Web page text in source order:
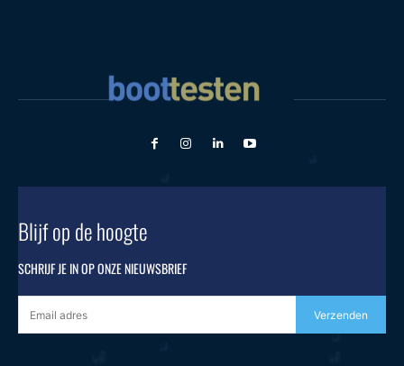
Blijf op de hoogte
SCHRIJF JE IN OP ONZE NIEUWSBRIEF
Verzenden